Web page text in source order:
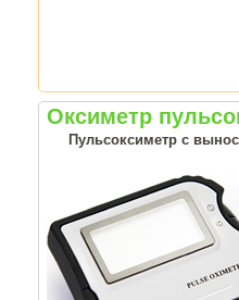
Оксиметр
Пульсоксиметр с